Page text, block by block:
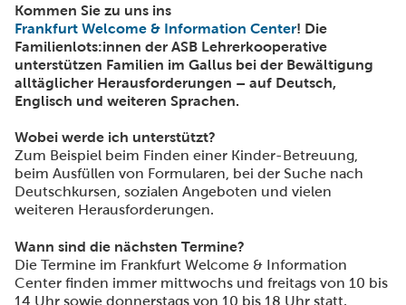
Kommen Sie zu uns ins
Frankfurt Welcome & Information Center! Die
Familienlots:innen der ASB Lehrerkooperative
unterstützen Familien im Gallus bei der Bewältigung
alltäglicher Herausforderungen – auf Deutsch,
Englisch und weiteren Sprachen.
Wobei werde ich unterstützt?
Zum Beispiel beim Finden einer Kinder-Betreuung,
beim Ausfüllen von Formularen, bei der Suche nach
Deutschkursen, sozialen Angeboten und vielen
weiteren Herausforderungen.
Wann sind die nächsten Termine?
Die Termine im Frankfurt Welcome & Information
Center finden immer mittwochs und freitags von 10 bis
14 Uhr sowie donnerstags von 10 bis 18 Uhr statt.